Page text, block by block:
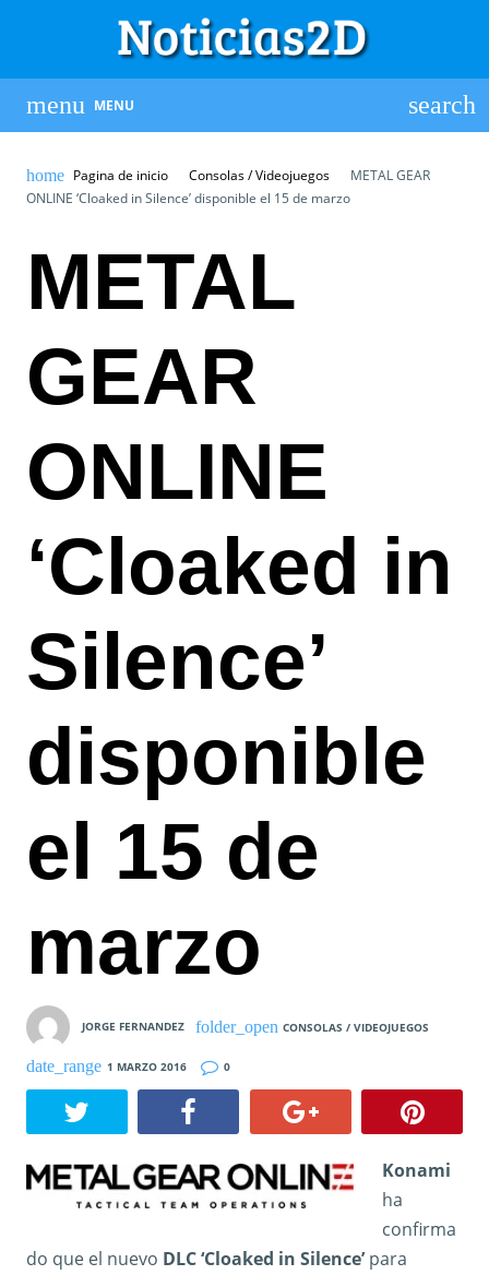
MENU
Pagina de inicio Consolas / Videojuegos
METAL GEAR
ONLINE ‘Cloaked in Silence’ disponible el 15 de marzo
METAL
GEAR
ONLINE
‘Cloaked in
Silence’
disponible
el 15 de
marzo
JORGE FERNANDEZ CONSOLAS / VIDEOJUEGOS
1 MARZO 2016 0
Konami
ha
confirma
do que el nuevo DLC ‘Cloaked in Silence’para